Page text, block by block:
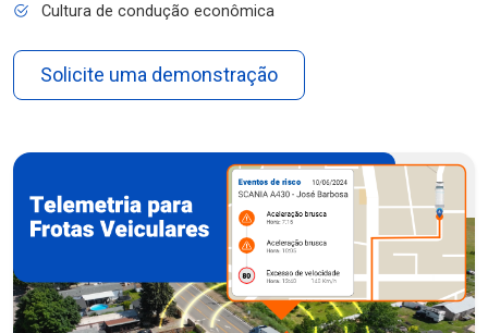
Cultura de condução econômica
Solicite uma demonstração